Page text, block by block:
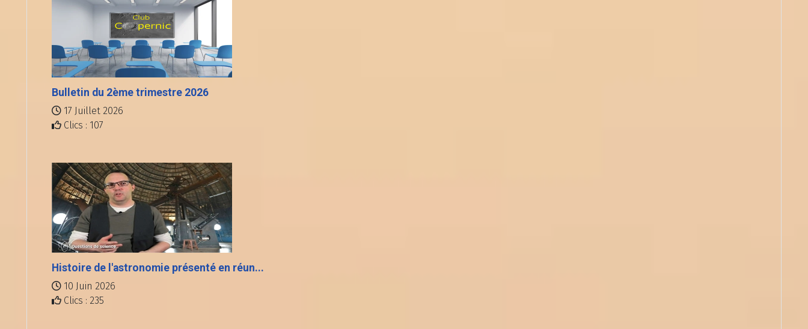
Bulletin du 2ème trimestre 2026
17 Juillet 2026
Clics : 107
Histoire de l'astronomie présenté en réun...
10 Juin 2026
Clics : 235